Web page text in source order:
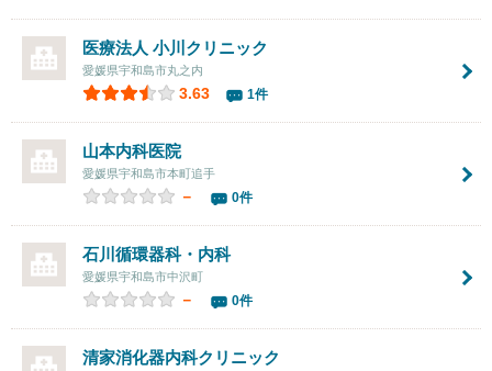
医療法人 小川クリニック
愛媛県宇和島市丸之内
3.63 1件
山本内科医院
愛媛県宇和島市本町追手
－ 0件
石川循環器科・内科
愛媛県宇和島市中沢町
－ 0件
清家消化器内科クリニック